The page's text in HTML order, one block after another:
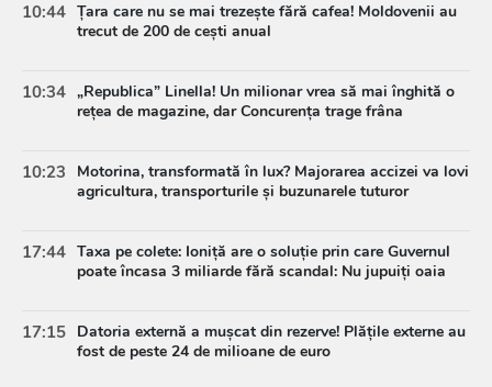
10:44 Țara care nu se mai trezește fără cafea! Moldovenii au
trecut de 200 de cești anual
10:34 „Republica” Linella! Un milionar vrea să mai înghită o
rețea de magazine, dar Concurența trage frâna
10:23
Motorina, transformată în lux? Majorarea accizei va lovi
agricultura, transporturile și buzunarele tuturor
17:44 Taxa pe colete: Ioniță are o soluție prin care Guvernul
poate încasa 3 miliarde fără scandal: Nu jupuiți oaia
17:15 Datoria externă a mușcat din rezerve! Plățile externe au
fost de peste 24 de milioane de euro